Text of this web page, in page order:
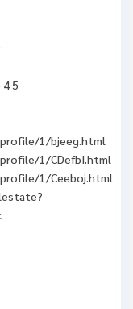
4 5
1/bjeeg.html
1/CDefbI.html
1/Ceeboj.html